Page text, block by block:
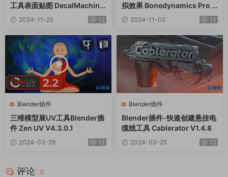
工具表面贴图 DecalMachine
V2.132024-11-25 12
拟效果 Bonedynamics Pro V
1.5.32024-11-02 12
Blender插件
三维模型展UV工具Blender插
件 Zen UV V4.3.0.1
2024-03-29 12
Blender插件
Blender插件-快速创建悬挂电
缆线工具 Cablerator V1.4.8
2024-03-25 12
评论 0